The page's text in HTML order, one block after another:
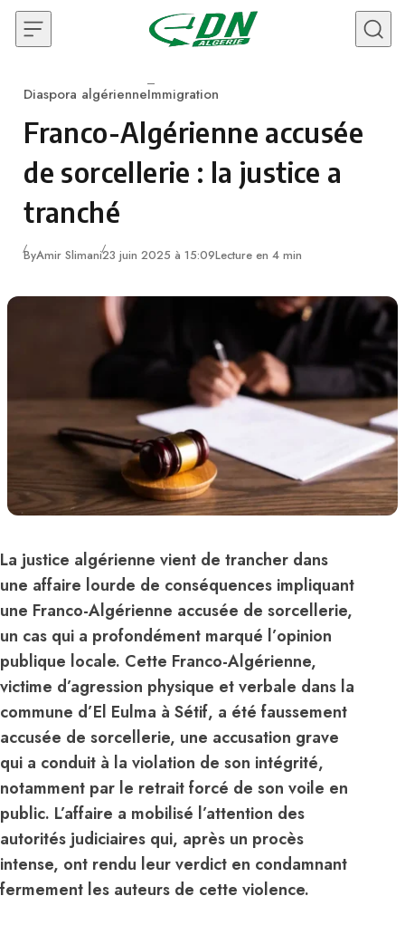
Skip to content
Category
Diaspora algérienneImmigration
Franco-Algérienne accusée
de sorcellerie : la justice a
tranché
ByAmir Slimani23 juin 2025 à 15:09Lecture en 4 min
La justice algérienne vient de trancher dans
une affaire lourde de conséquences impliquant
une Franco-Algérienne accusée de sorcellerie,
un cas qui a profondément marqué l’opinion
publique locale. Cette Franco-Algérienne,
victime d’agression physique et verbale dans la
commune d’El Eulma à Sétif, a été faussement
accusée de sorcellerie, une accusation grave
qui a conduit à la violation de son intégrité,
notamment par le retrait forcé de son voile en
public. L’affaire a mobilisé l’attention des
autorités judiciaires qui, après un procès
intense, ont rendu leur verdict en condamnant
fermement les auteurs de cette violence.